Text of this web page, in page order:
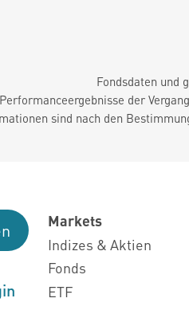
Fondsdaten und
Performanceergebnisse der
sind nach den
Markets
Indizes & Aktien
Fonds
ETF